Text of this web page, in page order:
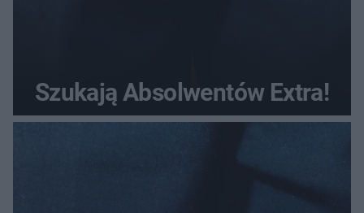
Szukają Absolwentów Extra!